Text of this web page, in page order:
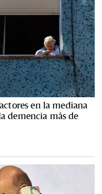
en la mediana
demencia más de